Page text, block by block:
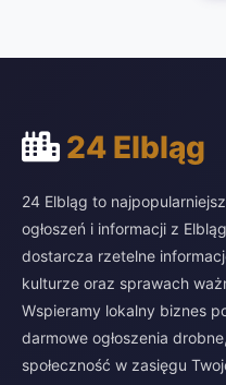
24 Elbląg
24 Elbląg to
ogłoszeń i informacji z
dostarcza rzetelne
kulturze oraz sprawach
Wspieramy lokalny biznes
darmowe ogłoszenia
społeczność w zasięgu